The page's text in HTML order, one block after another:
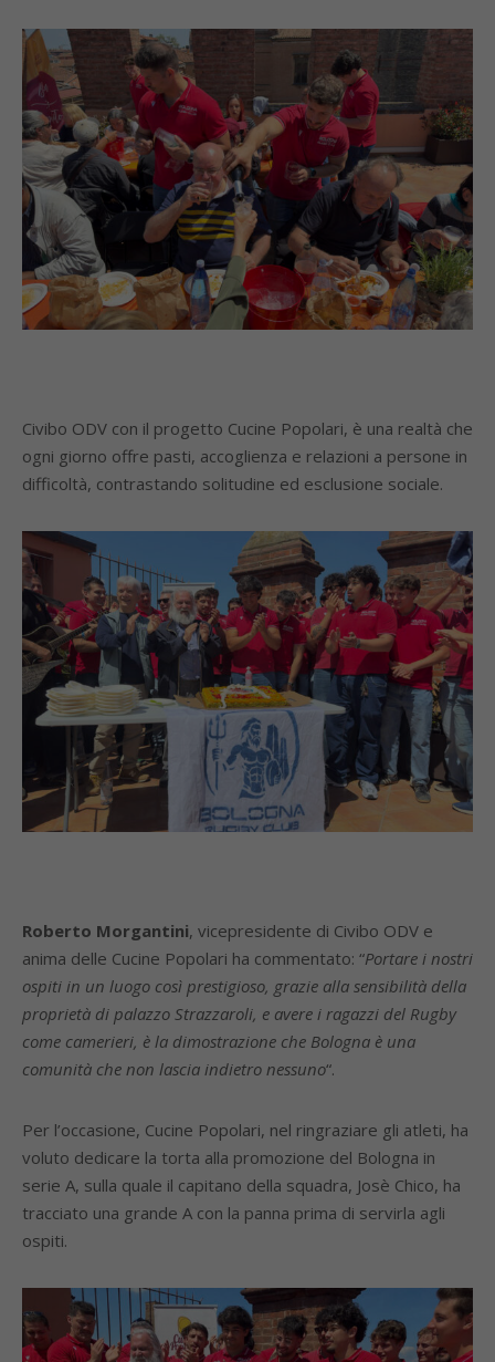
Civibo ODV con il progetto Cucine Popolari, è una realtà che
ogni giorno offre pasti, accoglienza e relazioni a persone in
difficoltà, contrastando solitudine ed esclusione sociale.
Roberto Morgantini, vicepresidente di Civibo ODV e
anima delle Cucine Popolari ha commentato: “Portare i nostri
ospiti in un luogo così prestigioso, grazie alla sensibilità della
proprietà di palazzo Strazzaroli, e avere i ragazzi del Rugby
come camerieri, è la dimostrazione che Bologna è una
comunità che non lascia indietro nessuno“.
Per l’occasione, Cucine Popolari, nel ringraziare gli atleti, ha
voluto dedicare la torta alla promozione del Bologna in
serie A, sulla quale il capitano della squadra, Josè Chico, ha
tracciato una grande A con la panna prima di servirla agli
ospiti.